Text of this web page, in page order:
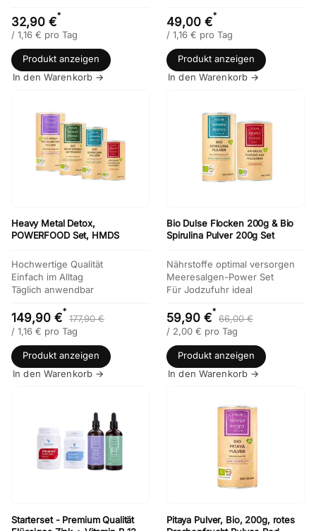
32,90 €*
/ 1,16 € pro Tag
Produkt anzeigen
In den Warenkorb →
49,00 €*
/ 1,16 € pro Tag
Produkt anzeigen
In den Warenkorb →
Heavy Metal Detox,
POWERFOOD Set, HMDS
Hochwertige Qualität
Einfach im Alltag
Täglich anwendbar
149,90 €*
177,90 €
/ 1,16 € pro Tag
Produkt anzeigen
In den Warenkorb →
Bio Dulse Flocken 200g & Bio
Spirulina Pulver 200g Set
Nährstoffe optimal versorgen
Meeresalgen-Power Set
Für Jodzufuhr ideal
59,90 €*
66,00 €
/ 2,00 € pro Tag
Produkt anzeigen
In den Warenkorb →
Starterset - Premium Qualität
Pitaya Pulver, Bio, 200g, rotes